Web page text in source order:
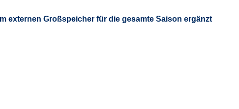
externen Großspeicher für die gesamte Saison ergänzt